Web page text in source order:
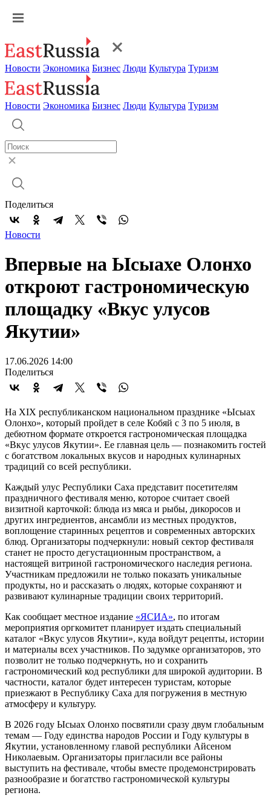
Новости Экономика Бизнес Люди Культура Туризм
Новости Экономика Бизнес Люди Культура Туризм
Поделиться
Новости
Впервые на Ысыахе Олонхо
откроют гастрономическую
площадку «Вкус улусов
Якутии»
17.06.2026 14:00
Поделиться
На XIX республиканском национальном празднике «Ысыах
Олонхо», который пройдет в селе Кобяй с 3 по 5 июля, в
дебютном формате откроется гастрономическая площадка
«Вкус улусов Якутии». Ее главная цель — познакомить гостей
с богатством локальных вкусов и народных кулинарных
традиций со всей республики.
Каждый улус Республики Саха представит посетителям
праздничного фестиваля меню, которое считает своей
визитной карточкой: блюда из мяса и рыбы, дикоросов и
других ингредиентов, ансамбли из местных продуктов,
воплощение старинных рецептов и современных авторских
блюд. Организаторы подчеркнули: новый сектор фестиваля
станет не просто дегустационным пространством, а
настоящей витриной гастрономического наследия региона.
Участникам предложили не только показать уникальные
продукты, но и рассказать о людях, которые сохраняют и
развивают кулинарные традиции своих территорий.
Как сообщает местное издание «ЯСИА», по итогам
мероприятия оргкомитет планирует издать специальный
каталог «Вкус улусов Якутии», куда войдут рецепты, истории
и материалы всех участников. По задумке организаторов, это
позволит не только подчеркнуть, но и сохранить
гастрономический код республики для широкой аудитории. В
частности, каталог будет интересен туристам, которые
приезжают в Республику Саха для погружения в местную
атмосферу и культуру.
В 2026 году Ысыах Олонхо посвятили сразу двум глобальным
темам — Году единства народов России и Году культуры в
Якутии, установленному главой республики Айсеном
Николаевым. Организаторы пригласили все районы
выступить на фестивале, чтобы вместе продемонстрировать
разнообразие и богатство гастрономической культуры
региона.